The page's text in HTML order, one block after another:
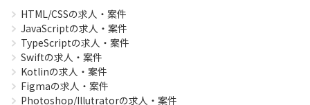
HTML/CSSの求人・案件
JavaScriptの求人・案件
TypeScriptの求人・案件
Swiftの求人・案件
Kotlinの求人・案件
Figmaの求人・案件
Photoshop/Illutratorの求人・案件